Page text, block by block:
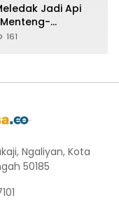
Jadi Api
Ayam di Bali
161
Ngaliyan, Kota
50185